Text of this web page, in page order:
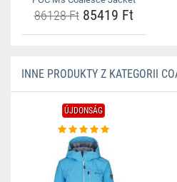
86128 Ft85419 Ft
INNE PRODUKTY Z KATEGORII
ÚJDONSÁG